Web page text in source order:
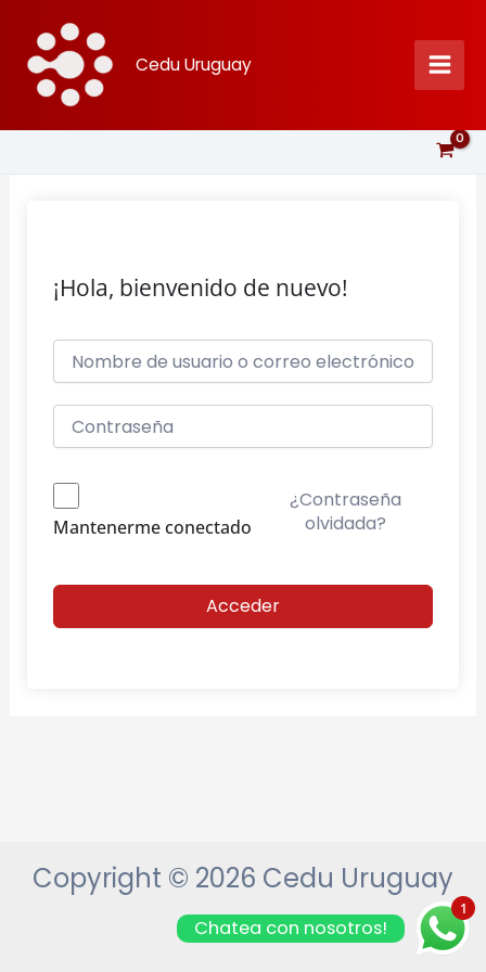
contenido
Cedu Uruguay
¡Hola, bienvenido de nuevo!
Mantenerme conectado
¿Contraseña
olvidada?
Acceder
Copyright © 2026 Cedu Uruguay
1
Chatea con nosotros!